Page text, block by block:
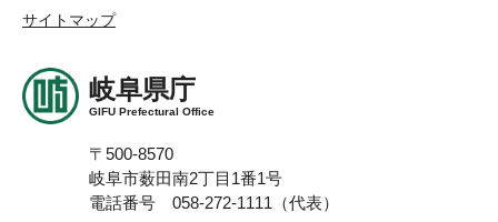
サイトマップ
岐阜県庁
GIFU Prefectural Office
〒500-8570
岐阜市薮田南2丁目1番1号
電話番号 058-272-1111（代表）